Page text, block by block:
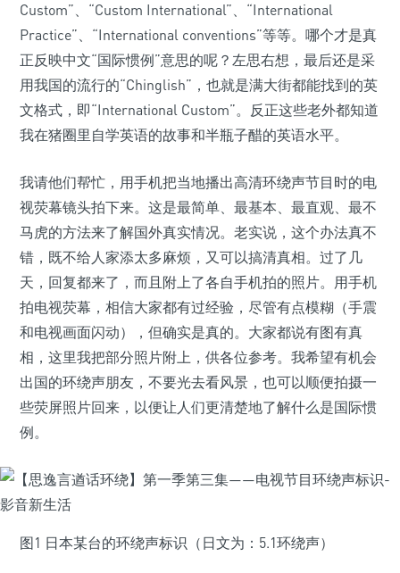
Custom”、“Custom International”、“International
Practice”、“International conventions”等等。哪个才是真
正反映中文“国际惯例”意思的呢？左思右想，最后还是采
用我国的流行的“Chinglish”，也就是满大街都能找到的英
文格式，即“International Custom”。反正这些老外都知道
我在猪圈里自学英语的故事和半瓶子醋的英语水平。
我请他们帮忙，用手机把当地播出高清环绕声节目时的电
视荧幕镜头拍下来。这是最简单、最基本、最直观、最不
马虎的方法来了解国外真实情况。老实说，这个办法真不
错，既不给人家添太多麻烦，又可以搞清真相。过了几
天，回复都来了，而且附上了各自手机拍的照片。用手机
拍电视荧幕，相信大家都有过经验，尽管有点模糊（手震
和电视画面闪动），但确实是真的。大家都说有图有真
相，这里我把部分照片附上，供各位参考。我希望有机会
出国的环绕声朋友，不要光去看风景，也可以顺便拍摄一
些荧屏照片回来，以便让人们更清楚地了解什么是国际惯
例。
图1 日本某台的环绕声标识（日文为：5.1环绕声）